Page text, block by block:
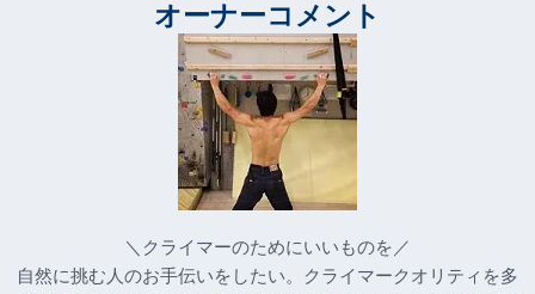
オーナーコメント
＼クライマーのためにいいものを／
自然に挑む人のお手伝いをしたい。クライマークオリティを多